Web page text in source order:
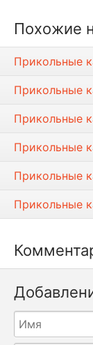
Похожие
Прикольные
Прикольные
Прикольные
Прикольные
Прикольные
Прикольные